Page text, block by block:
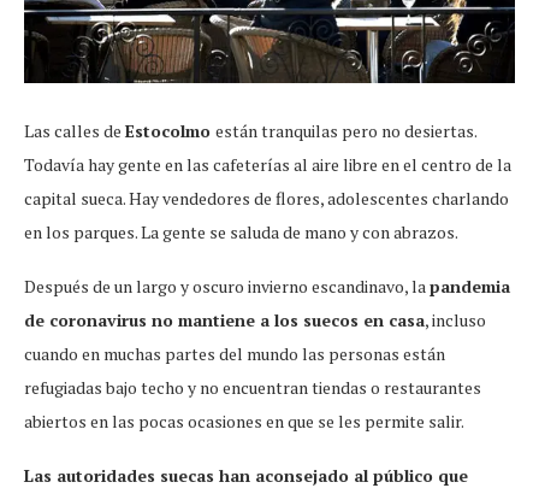
Las calles de Estocolmo están tranquilas pero no desiertas.
Todavía hay gente en las cafeterías al aire libre en el centro de la
capital sueca. Hay vendedores de flores, adolescentes charlando
en los parques. La gente se saluda de mano y con abrazos.
Después de un largo y oscuro invierno escandinavo, lapandemia
de coronavirus no mantiene a los suecos en casa, incluso
cuando en muchas partes del mundo las personas están
refugiadas bajo techo y no encuentran tiendas o restaurantes
abiertos en las pocas ocasiones en que se les permite salir.
Las autoridades suecas han aconsejado al público que